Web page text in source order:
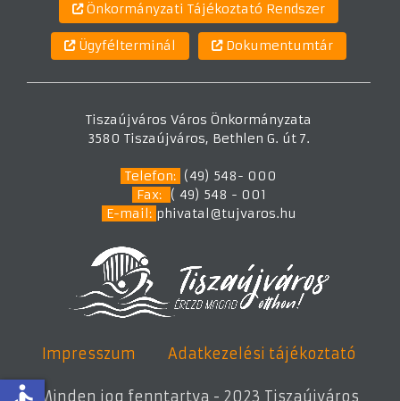
Önkormányzati Tájékoztató Rendszer
Ügyfélterminál Dokumentumtár
Tiszaújváros Város Önkormányzata
3580 Tiszaújváros, Bethlen G. út 7.
Telefon: (49) 548- 000
Fax: ( 49) 548 - 001
E-mail: phivatal@tujvaros.hu
Impresszum Adatkezelési tájékoztató
Minden jog fenntartva - 2023 Tiszaújváros